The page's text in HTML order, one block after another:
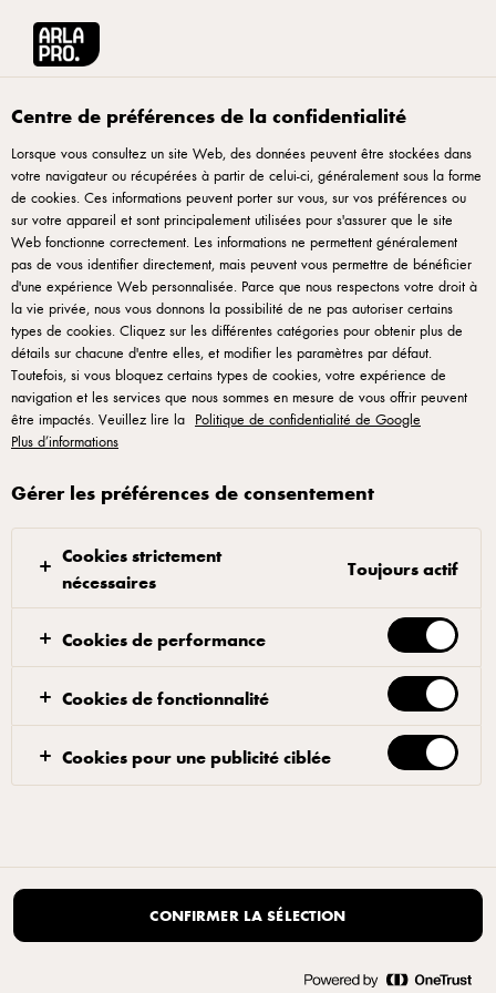
Produits laitiers de qualité pour la restauration
Produits
Arla Foods France, 50 Rue de Paradis, 75010 Paris, France. Tel. +33 145
23 86 90
|Rouvrir la fenêtre contextuelle des cookies
Centre de préférences de la confidentialité
Lorsque vous consultez un site Web, des données peuvent être stockées dans
votre navigateur ou récupérées à partir de celui-ci, généralement sous la forme
de cookies. Ces informations peuvent porter sur vous, sur vos préférences ou
sur votre appareil et sont principalement utilisées pour s'assurer que le site
Web fonctionne correctement. Les informations ne permettent généralement
pas de vous identifier directement, mais peuvent vous permettre de bénéficier
d'une expérience Web personnalisée. Parce que nous respectons votre droit à
la vie privée, nous vous donnons la possibilité de ne pas autoriser certains
types de cookies. Cliquez sur les différentes catégories pour obtenir plus de
détails sur chacune d'entre elles, et modifier les paramètres par défaut.
Toutefois, si vous bloquez certains types de cookies, votre expérience de
navigation et les services que nous sommes en mesure de vous offrir peuvent
être impactés. Veuillez lire la Politique de confidentialité de Google
Plus d’informations
Gérer les préférences de consentement
Cookies strictement
nécessaires
Toujours actif
Cookies de performance
Cookies de fonctionnalité
Cookies pour une publicité ciblée
CONFIRMER LA SÉLECTION